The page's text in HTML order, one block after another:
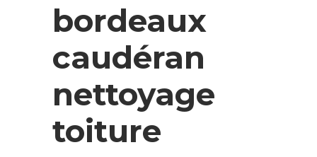
bordeaux
caudéran
nettoyage
toiture